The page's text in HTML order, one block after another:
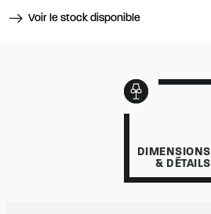
Voir le stock disponible
DIMENSIONS
& DÉTAILS